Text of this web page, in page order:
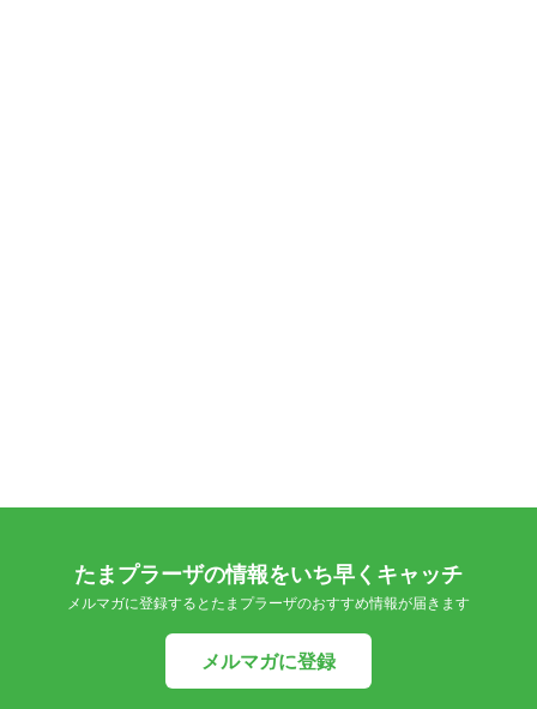
たまプラーザの情報をいち早くキャッチ
メルマガに登録するとたまプラーザのおすすめ情報が届きます
メルマガに登録